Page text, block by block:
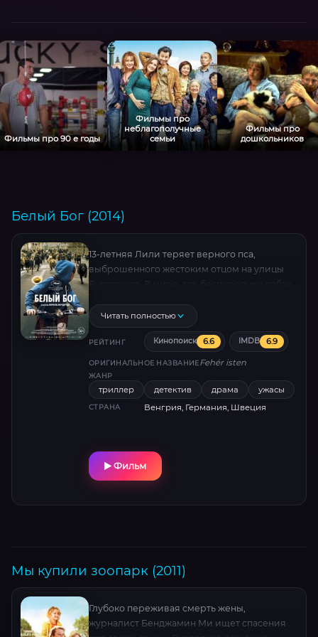
Фильмы про 90 е годы
Фильмы про
неблагополучные
семьи
Фильмы про
дошкольников
Белый Бог (2014)
13-летняя Лили теряет верного пса,
выброшенного жестоким отцом на улицы
жертвы в лидера кровавого бунта. Фильм-
аллегория с потрясающими сценами
массовки из 250 собак и призом Каннского
фестиваля за смелый эксперимент .
Читать полностью
РЕЙТИНГ Кинопоиск 6.6 IMDB 6.9
ОРИГИНАЛЬНОЕ НАЗВАНИЕFehér isten
ЖАНР
триллер детектив драма ужасы
СТРАНА Венгрия, Германия, Швеция
Фильм
Мы купили зоопарк (2011)
Глубоко переживая смерть жены,
журналист Бенджамин Ми ищет спасения